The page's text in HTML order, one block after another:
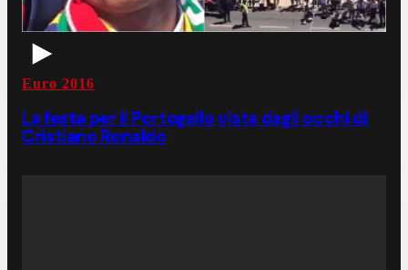
Euro 2016
La festa per il Portogallo vista dagli occhi di
Cristiano Ronaldo